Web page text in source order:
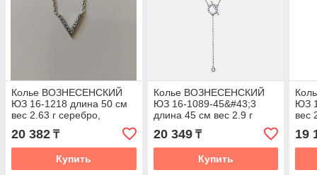
Колье ВОЗНЕСЕНСКИЙ
ЮЗ 16-1218 длина 50 см
вес 2.63 г серебро,
20 382 ₸
Купить
Колье ВОЗНЕСЕНСКИЙ
ЮЗ 16-1089-45&#43;3
длина 45 см вес 2.9 г
серебро, фианит
20 349₸
Купить
ЮЗ
вес
19